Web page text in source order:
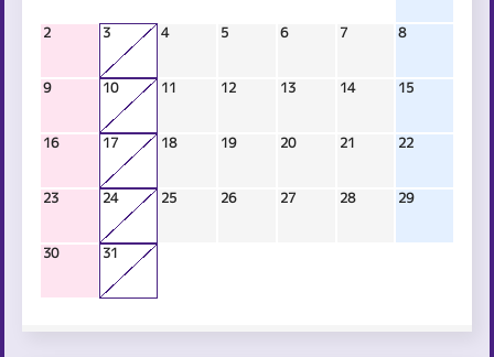
2 3 4 5 6 7 8
9 10 11 12 13 14 15
16 17 18 19 20 21 22
23 24 25 26 27 28 29
30 31